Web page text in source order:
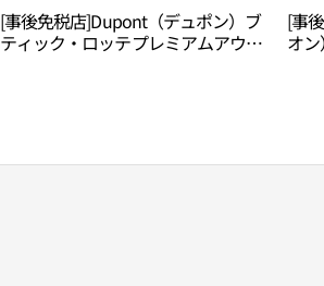
[事後免税店]Dupont（デュポン）ブ
ティック・ロッテプレミアムアウト
[事
オ